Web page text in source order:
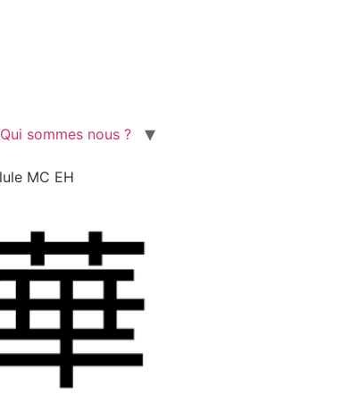
Qui sommes nous ?
MC EH